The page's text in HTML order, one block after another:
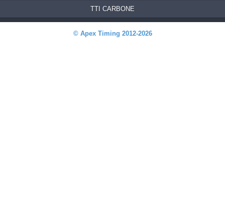
TTI CARBONE
© Apex Timing 2012-2026